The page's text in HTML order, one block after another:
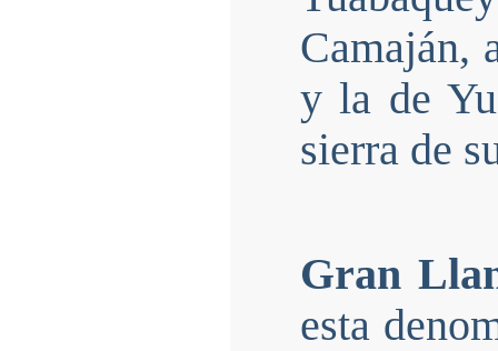
Camaján,
y la de
sierra de
Gran
esta